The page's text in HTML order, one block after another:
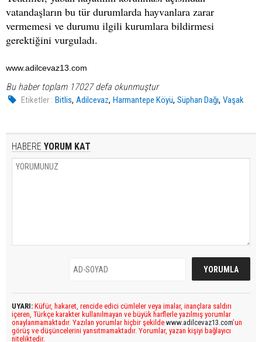
vatandaşların bu tür durumlarda hayvanlara zarar
vermemesi ve durumu ilgili kurumlara bildirmesi
gerektiğini vurguladı.
www.adilcevaz13.com
Bu haber toplam 17027 defa okunmuştur
Etiketler : Bitlis,Adilcevaz,Harmantepe Köyü,Süphan Dağı,Vaşak
HABERE YORUM KAT
UYARI: Küfür, hakaret, rencide edici cümleler veya imalar, inançlara saldırı
içeren, Türkçe karakter kullanılmayan ve büyük harflerle yazılmış yorumlar
onaylanmamaktadır. Yazılan yorumlar hiçbir şekilde www.adilcevaz13.com’un
görüş ve düşüncelerini yansıtmamaktadır. Yorumlar, yazan kişiyi bağlayıcı
niteliktedir.